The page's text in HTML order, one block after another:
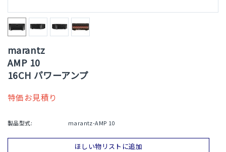
marantz
AMP 10
16CH パワーアンプ
特価お見積り
製品型式: marantz-AMP 10
ほしい物リストに追加